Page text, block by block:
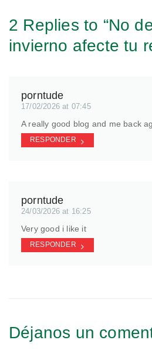
2 Replies to “No
invierno afecte tu
porntude
17/02/2026 at 07:45
A really good blog and me back
RESPONDER
porntude
24/03/2026 at 16:25
Very good i like it
RESPONDER
Déjanos un